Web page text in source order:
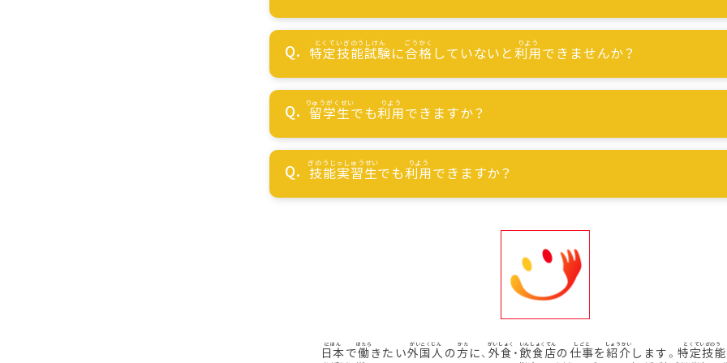
特定技能試験に合格 していないと利用できませんか？
留学生でも利用できますか？
技能実習生でも利用できますか？
日本で働きたい外国人 の方に、 外食 ・ 飲食店の 仕事を紹介 します。 特定技能